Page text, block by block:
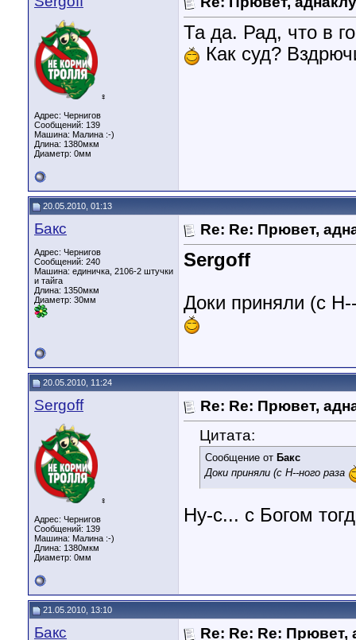
♀
Адрес: Чернигов
Сообщений: 139
Машина: Малина :-)
Длина: 1380мкм
Диаметр: 0мм
Та да. Рад, что в
Как суд?
20.05.2010, 01:13
Бакс
Адрес: Чернигов
Сообщений: 240
Машина: единичка, 2106-2 штучки
и тайга
Длина: 1350мкм
Диаметр: 30мм
Re: Re: Прювет,
Sergoff
Доки приняли (с
20.05.2010, 11:24
Sergoff
♀
Адрес: Чернигов
Сообщений: 139
Машина: Малина :-)
Длина: 1380мкм
Диаметр: 0мм
Re: Re: Прювет,
Цитата:
Сообщение от Бакс
Доки приняли (с Н--ного раза
Ну-с... с Богом
21.05.2010, 13:10
Бакс Re: Re: Re: Прювет,